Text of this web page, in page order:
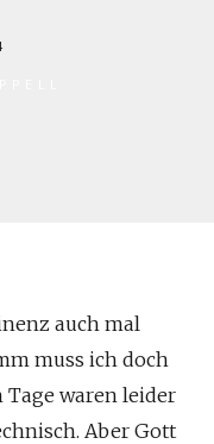
auch mal
muss ich doch
Tage waren leider
Aber Gott